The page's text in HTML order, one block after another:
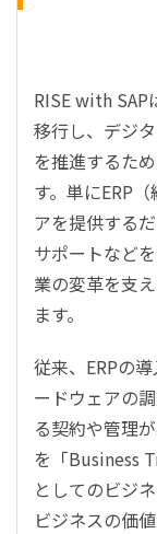
RISE with
移行し、デジ
を推進するた
す。単にERP
アを提供する
サポートなど
業の変革を支
ます。
従来、ERPの
ードウェアの
る契約や管理
を「Business
としてのビジ
ビジネスの価